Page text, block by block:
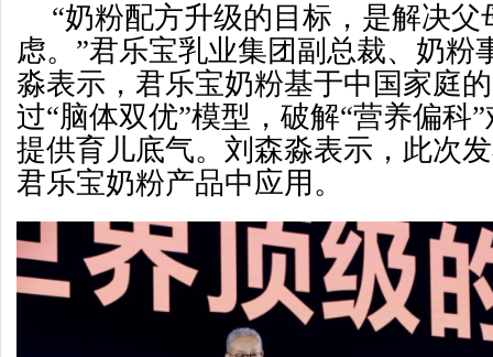
“奶粉配方升级的目标，是解决父
虑。”君乐宝乳业集团副总裁、奶粉
淼表示，君乐宝奶粉基于中国家庭
过“脑体双优”模型，破解“营养偏科
提供育儿底气。刘森淼表示，此次
君乐宝奶粉产品中应用。